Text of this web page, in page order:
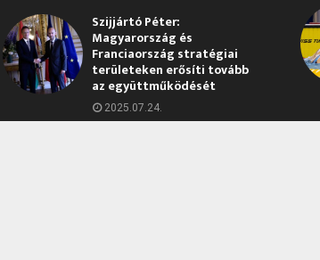
Szijjártó Péter:
Magyarország és
Franciaország stratégiai
területeken erősíti tovább
az együttműködését
2025.07.24.